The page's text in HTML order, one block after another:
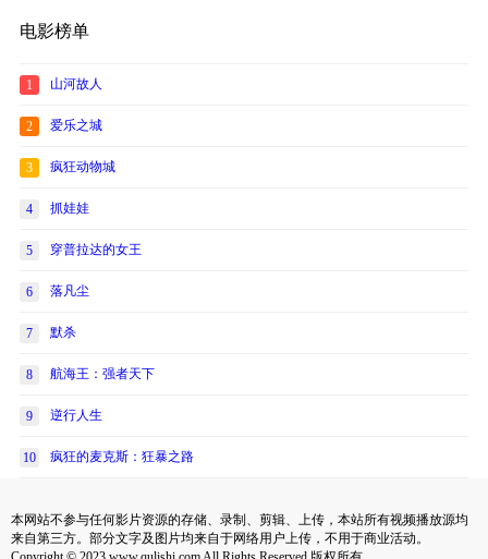
电影榜单
1 山河故人
2 爱乐之城
3 疯狂动物城
4 抓娃娃
5 穿普拉达的女王
6 落凡尘
7 默杀
8 航海王：强者天下
9 逆行人生
10 疯狂的麦克斯：狂暴之路
本网站不参与任何影片资源的存储、录制、剪辑、上传，本站所有视频播放源均
来自第三方。部分文字及图片均来自于网络用户上传，不用于商业活动。